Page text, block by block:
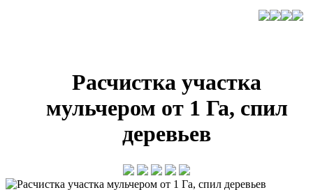
Расчистка участка
мульчером от 1 Га, спил
деревьев